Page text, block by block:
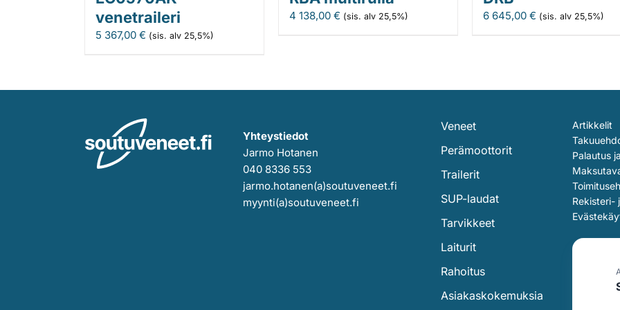
venetraileri
5 367,00 € (sis. alv 25,5%)
4 138,00 € (sis. alv 25,5%) 6 645,00 € (sis. alv 25,5%)
Yhteystiedot
Jarmo Hotanen
040 8336 553
jarmo.hotanen(a)soutuveneet.fi
myynti(a)soutuveneet.fi
Veneet
Perämoottorit
Trailerit
SUP-laudat
Tarvikkeet
Laiturit
Rahoitus
Asiakaskokemuksia
Artikkelit
Palautus
Rekisteri-